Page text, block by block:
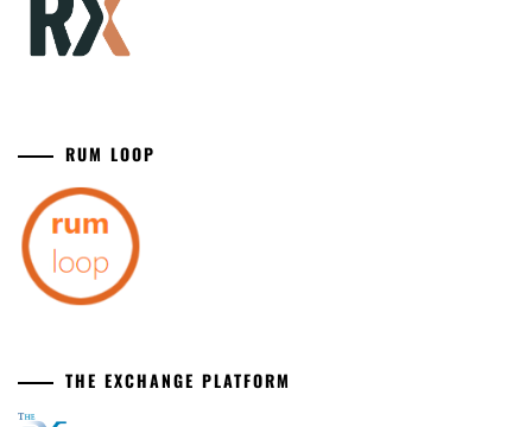
RUM LOOP
THE EXCHANGE PLATFORM